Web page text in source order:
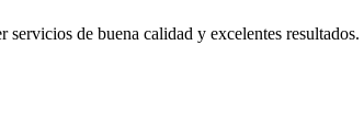
de buena calidad y excelentes resultados.